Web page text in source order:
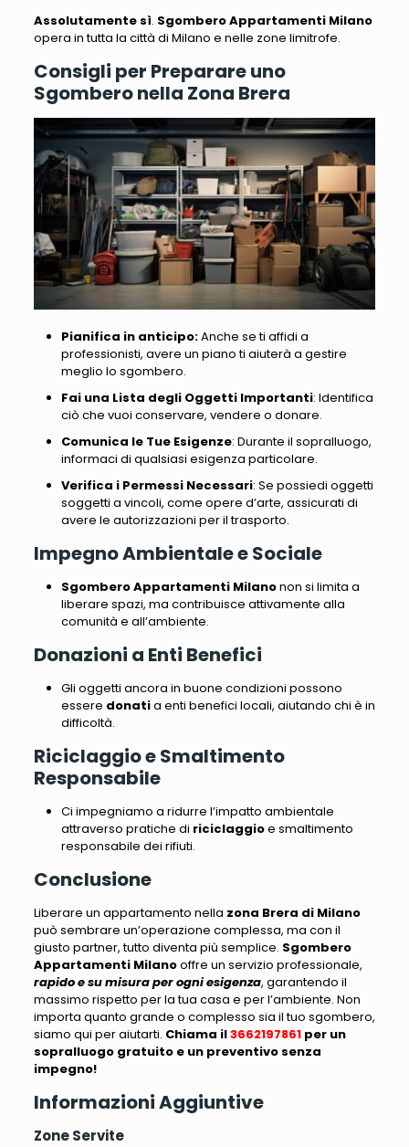
Assolutamente sì. Sgombero Appartamenti Milano
opera in tutta la città di Milano e nelle zone limitrofe.
Consigli per Preparare uno
Sgombero nella Zona Brera
Pianifica in anticipo:Anche se ti affidi a
professionisti, avere un piano ti aiuterà a gestire
meglio lo sgombero.
Fai una Lista degli Oggetti Importanti: Identifica
ciò che vuoi conservare, vendere o donare.
Comunica le Tue Esigenze: Durante il sopralluogo,
informaci di qualsiasi esigenza particolare.
Verifica i Permessi Necessari: Se possiedi oggetti
soggetti a vincoli, come opere d’arte, assicurati di
avere le autorizzazioni per il trasporto.
Impegno Ambientale e Sociale
Sgombero Appartamenti Milanonon si limita a
liberare spazi, ma contribuisce attivamente alla
comunità e all’ambiente.
Donazioni a Enti Benefici
Gli oggetti ancora in buone condizioni possono
essere donatia enti benefici locali, aiutando chi è in
difficoltà.
Riciclaggio e Smaltimento
Responsabile
Ci impegniamo a ridurre l’impatto ambientale
attraverso pratiche di riciclaggioe smaltimento
responsabile dei rifiuti.
Conclusione
Liberare un appartamento nella zona Brera di Milano
può sembrare un’operazione complessa, ma con il
giusto partner, tutto diventa più semplice. Sgombero
Appartamenti Milanooffre un servizio professionale,
rapido e su misura per ogni esigenza, garantendo il
massimo rispetto per la tua casa e per l’ambiente. Non
importa quanto grande o complesso sia il tuo sgombero,
siamo qui per aiutarti. Chiama il3662197861per un
sopralluogo gratuito e un preventivo senza
impegno!
Informazioni Aggiuntive
Zone Servite